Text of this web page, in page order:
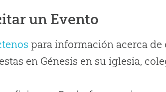
un Evento
para información acerca
en Génesis en su iglesia,